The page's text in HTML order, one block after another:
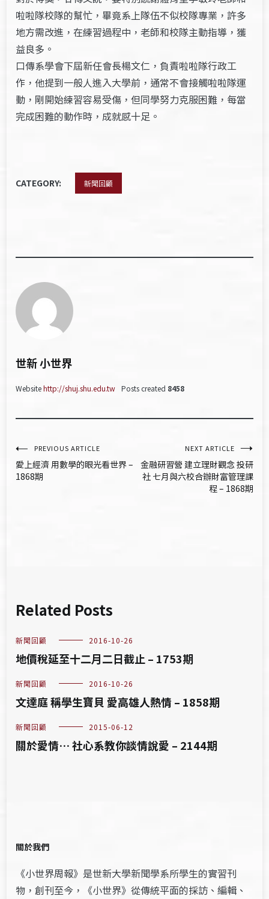
啦啦隊校隊的幫忙，畢竟系上隊伍不似校隊專業，許多
地方需改進，在練習過程中，老師和校隊主動指導，獲
益良多。
口傳系學會下屆新任會長楊文仁，負責啦啦隊行政工
作，他提到一般人進入大學前，通常不會接觸啦啦隊運
動，剛開始練習容易受傷，但同學努力克服困難，每當
完成困難的動作時，成就感十足。
CATEGORY: 新聞回顧
世新 小世界
Websitehttp://shuj.shu.edu.tw Posts created 8458
文
章
PREVIOUS ARTICLE
愛上經濟 用數學的眼光看世界 –
1868期
NEXT ARTICLE
金融研習營 建立理財觀念 投研
社 七月與六校合辦財富管理課
程 – 1868期
Related Posts
新聞回顧 2016-10-26
地價稅延至十二月二日截止 – 1753期
新聞回顧 2016-10-26
文達庭 稱學生寶貝 愛高雄人熱情 – 1858期
新聞回顧 2015-06-12
關於愛情… 社心系教你談情說愛 – 2144期
關於我們
《小世界周報》是世新大學新聞學系所學生的實習刊
物，創刊至今，《小世界》從傳統平面的採訪、編輯、